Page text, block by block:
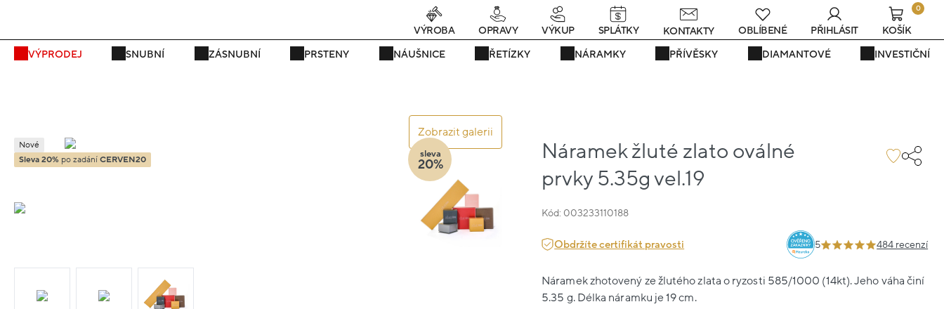
Právě teď! - 20 % na vše! Kód: SRPEN20 21 dní : 17h : 46m : 17s
VÝPRODEJ SNUBNÍ ZÁSNUBNÍ PRSTENY NÁUŠNICE ŘETÍZKY NÁRAMKY PŘÍVĚSKY DIAMANTOVÉ INVESTIČNÍ
VÝROBA OPRAVY VÝKUP SPLÁTKY KONTAKTY OBLÍBENÉ PŘIHLÁSIT
0
KOŠÍK
Zobrazit galerii
Náramek žluté zlato oválné
prvky 5.35g vel.19
Kód: 003233110188
Nové
Sleva 20% po zadání CERVEN20
sleva
20%
Obdržíte certifikát pravosti 5 484 recenzí
Náramek zhotovený ze žlutého zlata o ryzosti 585/1000 (14kt). Jeho váha činí
5.35 g. Délka náramku je 19 cm.